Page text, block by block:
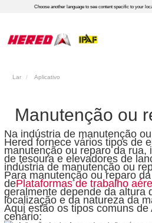
Choose another language to see content specific to your
Lar Aplicativo
Manutenção ou
Na indústria de manutenção
Hered fornece vários tipos de
manutenção ou reparo da rua,
de tesoura e elevadores de
indústria de manutenção ou
Para manutenção ou reparo
dePlataformas de trabalho
geralmente depende da altura
localização e da natureza da
Aqui estão os tipos comuns de
cenário: